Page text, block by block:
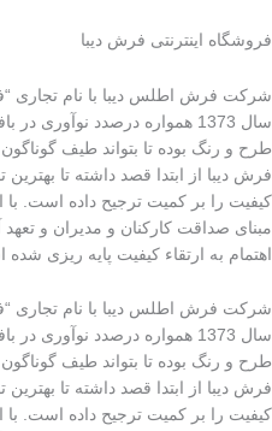
فروشگاه اینترنتی فرش دیبا
شرکت فرش اطلس دیبا با نام تجاری
سال 1373 همواره درصدد
طرح و رنگ بوده تا بتواند طیف
فرش دیبا از ابتدا قصد داشته تا بهترین
کیفیت را بر کمیت ترجیح داده است.
مبنای صداقت کارکنان و مدیران و
اهتمام به ارتقاء کیفیت پایه ریزی شده
شرکت فرش اطلس دیبا با نام تجاری
سال 1373 همواره درصدد
طرح و رنگ بوده تا بتواند طیف
فرش دیبا از ابتدا قصد داشته تا بهترین
کیفیت را بر کمیت ترجیح داده است.